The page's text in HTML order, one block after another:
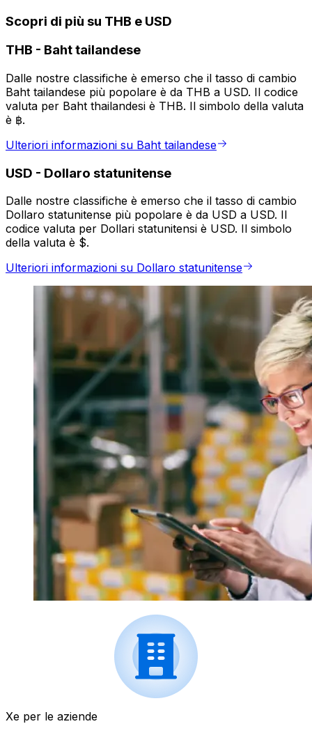
Scopri di più su THB e USD
THB - Baht tailandese
Dalle nostre classifiche è emerso che il tasso di cambio
Baht tailandese più popolare è da THB a USD. Il codice
valuta per Baht thailandesi è THB. Il simbolo della valuta
è ฿.
Ulteriori informazioni su Baht tailandese
USD - Dollaro statunitense
Dalle nostre classifiche è emerso che il tasso di cambio
Dollaro statunitense più popolare è da USD a USD. Il
codice valuta per Dollari statunitensi è USD. Il simbolo
della valuta è $.
Ulteriori informazioni su Dollaro statunitense
Xe per le aziende